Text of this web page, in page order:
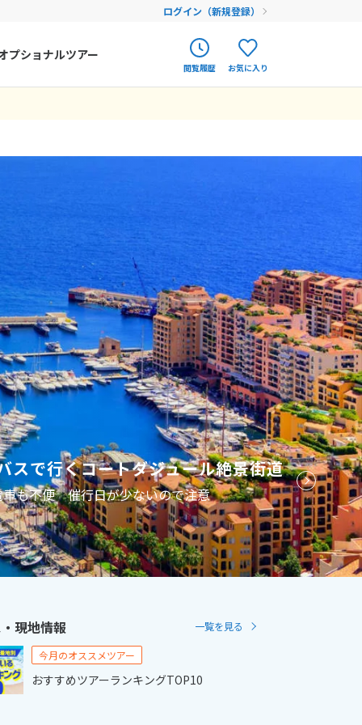
ログイン（新規登録）
フィンランド
エストニア
クロアチア
ルーマニア
フェロー諸島
プショナルツアー
閲覧履歴 お気に入り
スで行くコートダジュール絶景街道
車も不便 催行日が少ないので注意
現地情報 一覧を見る
今月のオススメツアー
おすすめツアーランキングTOP10
12
19
25
26
11月未定
金
6
7
13
14
20
21
27
28
6
9 10
13
14 15 16 17 18
19
20
21 22 23 24 25
26
27
28 29 30 31
2027年2月 2月未定
日 月 火 水 木 金
土
1
2 3 4 5
6
7
8 9 10 11 12
13
14
15 16 17 18 19
20
21
22 23 24 25 26
27
28